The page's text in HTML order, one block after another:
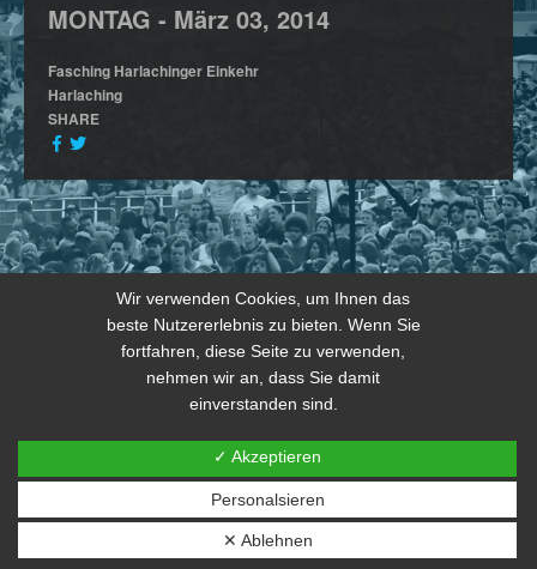
MONTAG - März 03, 2014
Fasching Harlachinger Einkehr
Harlaching
SHARE
© 2026 copyright by THE JOKERS 2024
Wir verwenden Cookies, um Ihnen das
beste Nutzererlebnis zu bieten. Wenn Sie
fortfahren, diese Seite zu verwenden,
nehmen wir an, dass Sie damit
einverstanden sind.
✓ Akzeptieren
Personalsieren
✕ Ablehnen